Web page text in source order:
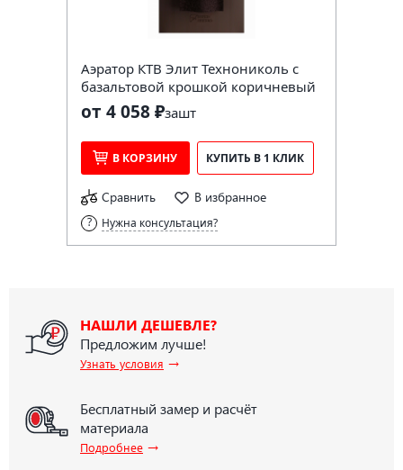
Аэратор КТВ Элит Технониколь с
базальтовой крошкой коричневый
от 4 058 ₽зашт
В КОРЗИНУ КУПИТЬ В 1 КЛИК
Сравнить В избранное
Нужна консультация?
НАШЛИ ДЕШЕВЛЕ?
Предложим лучше!
Узнать условия →
Бесплатный замер и расчёт
материала
Подробнее →